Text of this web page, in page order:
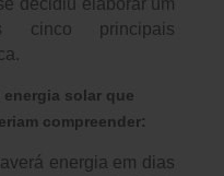
cinco principais
solar que
compreender:
energia em dias